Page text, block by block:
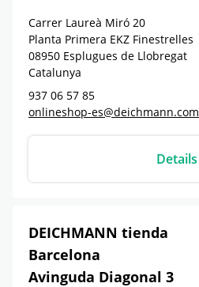
Carrer Laureà Miró 20
Planta Primera EKZ Finestrelles
08950 Esplugues de Llobregat
Catalunya
937 06 57 85
onlineshop-es@deichmann.com
Details
DEICHMANN tienda
Barcelona
Avinguda Diagonal 3